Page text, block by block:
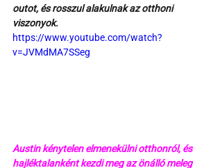
outot, és rosszul alakulnak az otthoni
viszonyok.
https://www.youtube.com/watch?
v=JVMdMA7SSeg
Austin kénytelen elmenekülni otthonról, és
hajléktalanként kezdi meg az önálló meleg